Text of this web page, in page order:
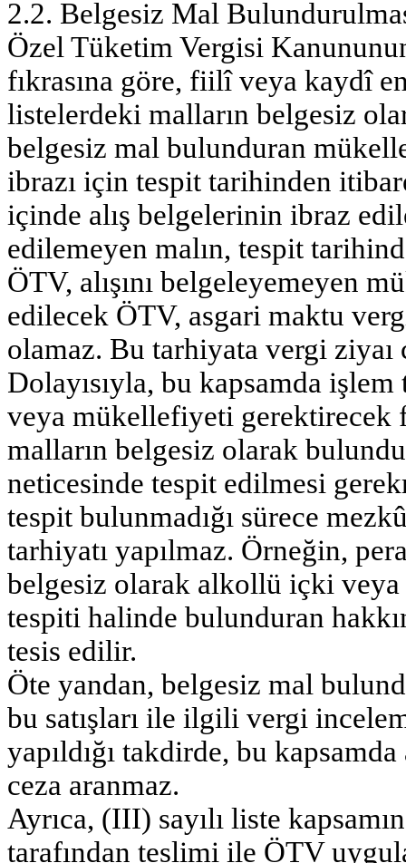
2.2. Belgesiz Mal
Özel Tüketim Vergisi
fıkrasına göre, fiilî veya kaydî
listelerdeki malların belgesiz
belgesiz mal bulunduran
ibrazı için tespit tarihinden
içinde alış belgelerinin ibraz
edilemeyen malın, tespit
ÖTV, alışını belgeleyemeyen
edilecek ÖTV, asgari maktu
olamaz. Bu tarhiyata vergi ziyaı
Dolayısıyla, bu kapsamda
veya mükellefiyeti gerektirecek
malların belgesiz olarak
neticesinde tespit edilmesi
tespit bulunmadığı sürece
tarhiyatı yapılmaz. Örneğin,
belgesiz olarak alkollü içki
tespiti halinde bulunduran
tesis edilir.
Öte yandan, belgesiz mal
bu satışları ile ilgili vergi
yapıldığı takdirde, bu
ceza aranmaz.
Ayrıca, (III) sayılı liste
tarafından teslimi ile ÖTV